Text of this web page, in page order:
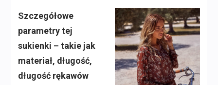
Szczegółowe
parametry tej
sukienki – takie jak
materiał, długość,
długość rękawów